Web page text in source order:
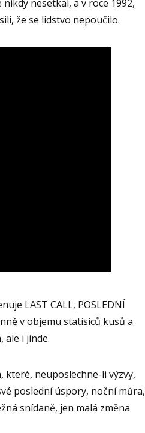
nesetkal, a v roce 1992,
že se lidstvo nepoučilo.
LAST CALL, POSLEDNÍ
v objemu statisíců kusů a
ale i jinde.
které, neuposlechne-li výzvy,
poslední úspory, noční můra,
snídaně, jen malá změna